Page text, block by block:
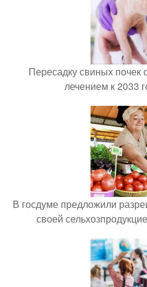
Пересадку свиных почек
лечением к 2033
В госдуме предложили
своей